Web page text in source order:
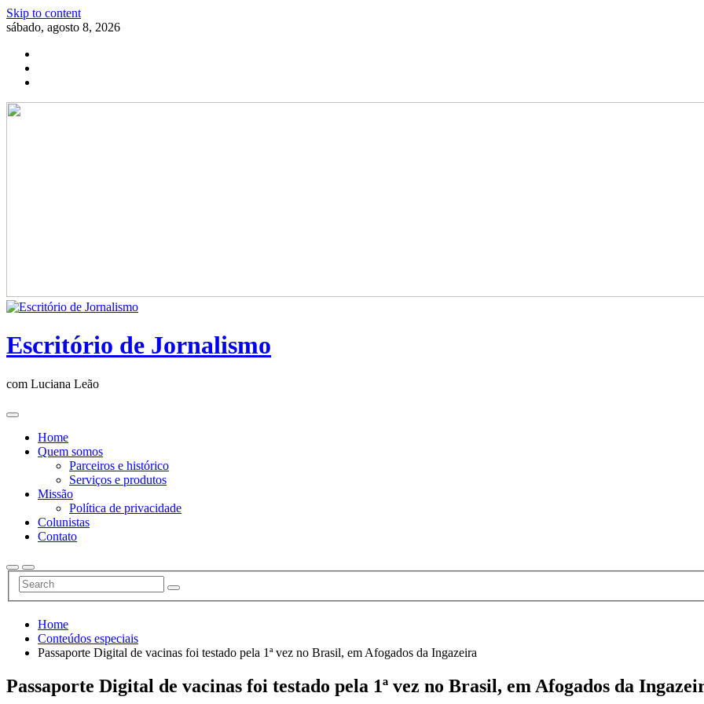
Skip to content
sábado, agosto 8, 2026
Escritório de Jornalismo
com Luciana Leão
Home
Quem somos
Parceiros e histórico
Serviços e produtos
Missão
Política de privacidade
Colunistas
Contato
Home
Conteúdos especiais
Passaporte Digital de vacinas foi testado pela 1ª vez no Brasil, em Afogados da Ingazeira
Passaporte Digital de vacinas foi testado pela 1ª vez no Brasil, em Afogados da